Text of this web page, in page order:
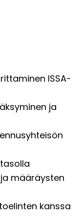
ISSA-
ja
määräysten
kanssa